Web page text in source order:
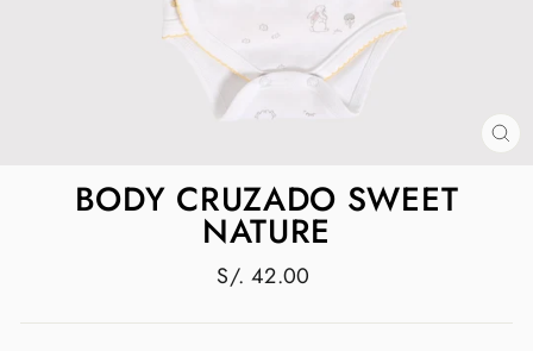
BODY CRUZADO SWEET
NATURE
Precio
S/. 42.00